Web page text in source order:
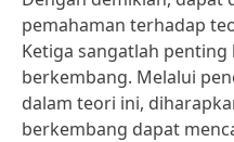
pemahaman terhadap
Ketiga sangatlah
berkembang. Melalui
dalam teori ini,
berkembang dapat